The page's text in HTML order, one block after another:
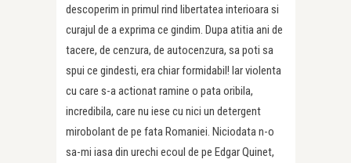
descoperim in primul rind libertatea interioara si
curajul de a exprima ce gindim. Dupa atitia ani de
tacere, de cenzura, de autocenzura, sa poti sa
spui ce gindesti, era chiar formidabil! Iar violenta
cu care s-a actionat ramine o pata oribila,
incredibila, care nu iese cu nici un detergent
mirobolant de pe fata Romaniei. Niciodata n-o
sa-mi iasa din urechi ecoul de pe Edgar Quinet,